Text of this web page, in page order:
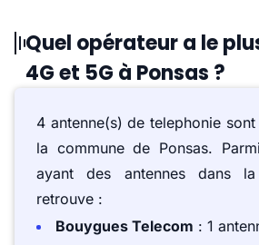
Quel opérateur a le
4G et 5G à Ponsas ?
4 antenne(s) de telephonie
la commune de Ponsas.
ayant des antennes dans
retrouve :
Bouygues Telecom : 1